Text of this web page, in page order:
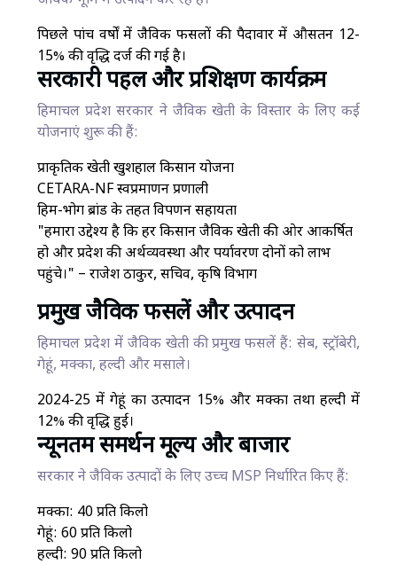
पिछले पांच वर्षों में जैविक फसलों की पैदावार में औसतन 12-
15% की वृद्धि दर्ज की गई है।
सरकारी पहल और प्रशिक्षण कार्यक्रम
हिमाचल प्रदेश सरकार ने जैविक खेती के विस्तार के लिए कई
योजनाएं शुरू की हैं:
प्राकृतिक खेती खुशहाल किसान योजना
CETARA-NF स्वप्रमाणन प्रणाली
हिम-भोग ब्रांड के तहत विपणन सहायता
"हमारा उद्देश्य है कि हर किसान जैविक खेती की ओर आकर्षित
हो और प्रदेश की अर्थव्यवस्था और पर्यावरण दोनों को लाभ
पहुंचे।" – राजेश ठाकुर, सचिव, कृषि विभाग
प्रमुख जैविक फसलें और उत्पादन
हिमाचल प्रदेश में जैविक खेती की प्रमुख फसलें हैं: सेब, स्ट्रॉबेरी,
गेहूं, मक्का, हल्दी और मसाले।
2024-25 में गेहूं का उत्पादन 15% और मक्का तथा हल्दी में
12% की वृद्धि हुई।
न्यूनतम समर्थन मूल्य और बाजार
सरकार ने जैविक उत्पादों के लिए उच्च MSP निर्धारित किए हैं:
मक्का: ₹40 प्रति किलो
गेहूं: ₹60 प्रति किलो
हल्दी: ₹90 प्रति किलो